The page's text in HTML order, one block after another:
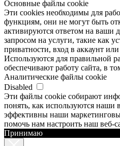
Основные файлы cookie
Эти cookies необходимы для
функциям, они не могут быть
активируются ответом на ваши
запросом на услуги, такие как
приватности, вход в аккаунт
Используются для правильной
обеспечивают работу сайта, в
Аналитические файлы cookie
Disabled
Эти файлы cookie собирают
понять, как используются наши
эффективны наши
помочь нам настроить наш веб-
Принимаю